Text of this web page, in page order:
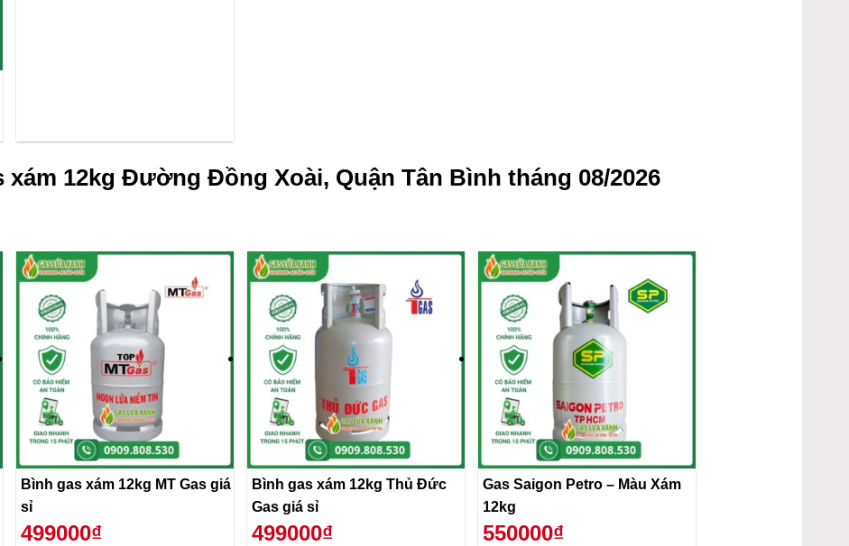
xám 12kg Đường Đồng Xoài, Quận Tân Bình tháng 08/2026
Bình gas xám 12kg MT Gas giá
sỉ
499000₫
Bình gas xám 12kg Thủ Đức
Gas giá sỉ
499000₫
Gas Saigon Petro – Màu Xám
12kg
550000₫